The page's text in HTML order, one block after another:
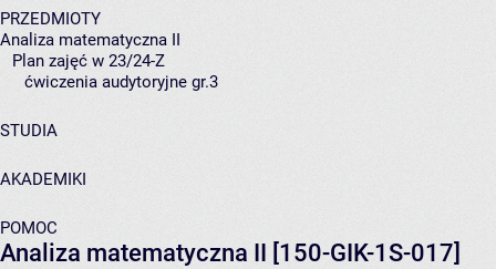
PRZEDMIOTY
Analiza matematyczna II
Plan zajęć w 23/24-Z
ćwiczenia audytoryjne gr.3
STUDIA
AKADEMIKI
POMOC
Analiza matematyczna II [150-GIK-1S-017]